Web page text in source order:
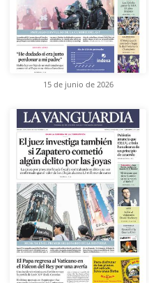
15 de junio de 2026